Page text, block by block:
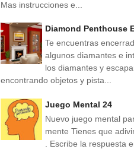
Mas instrucciones e...
Diamond Penthouse
Te encuentras
algunos diamantes e
los diamantes y
encontrando objetos y pista...
Juego Mental 24
Nuevo juego mental
mente Tienes que
. Escribe la respuesta